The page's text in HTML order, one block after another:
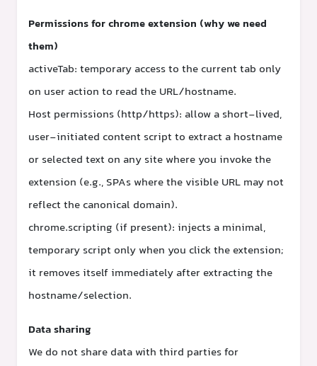
Permissions for chrome extension (why we need
them)
activeTab: temporary access to the current tab only
on user action to read the URL/hostname.
Host permissions (http/https): allow a short-lived,
user-initiated content script to extract a hostname
or selected text on any site where you invoke the
extension (e.g., SPAs where the visible URL may not
reflect the canonical domain).
chrome.scripting (if present): injects a minimal,
temporary script only when you click the extension;
it removes itself immediately after extracting the
hostname/selection.
Data sharing
We do not share data with third parties for